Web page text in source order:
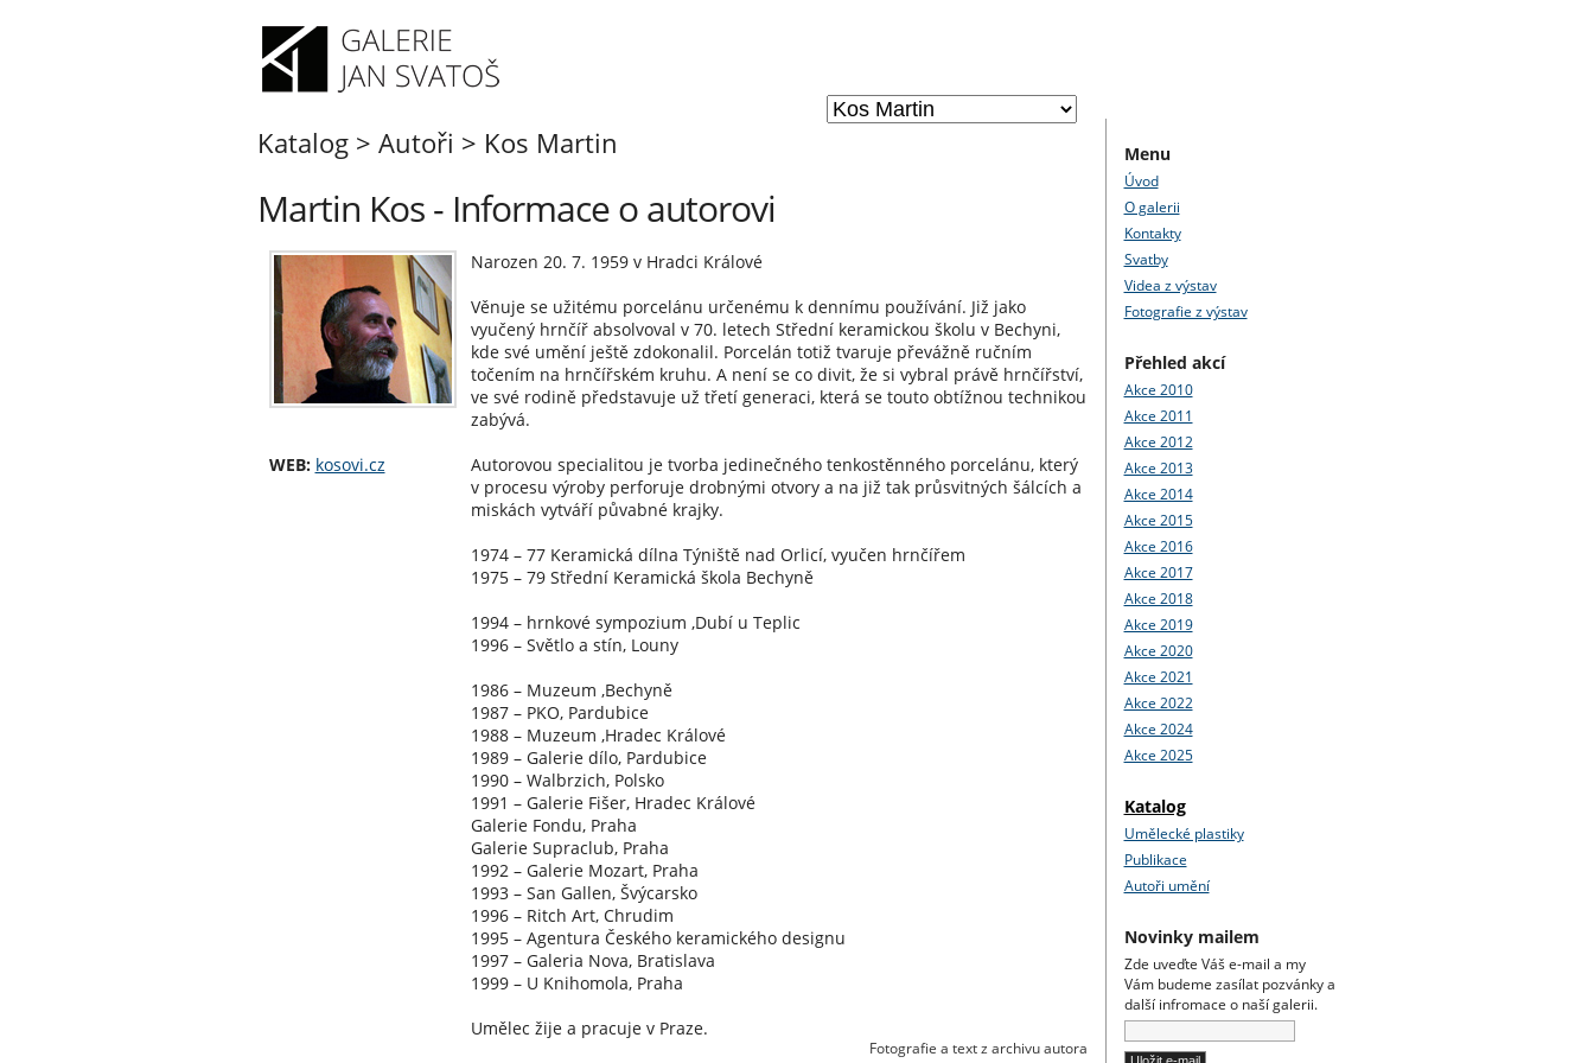
Katalog> Autoři > Kos Martin
Martin Kos - Informace o autorovi
WEB: kosovi.cz
Narozen 20. 7. 1959 v Hradci Králové
Věnuje se užitému porcelánu určenému k dennímu používání. Již jako
vyučený hrnčíř absolvoval v 70. letech Střední keramickou školu v Bechyni,
kde své umění ještě zdokonalil. Porcelán totiž tvaruje převážně ručním
točením na hrnčířském kruhu. A není se co divit, že si vybral právě hrnčířství,
ve své rodině představuje už třetí generaci, která se touto obtížnou technikou
zabývá.
Autorovou specialitou je tvorba jedinečného tenkostěnného porcelánu, který
v procesu výroby perforuje drobnými otvory a na již tak průsvitných šálcích a
miskách vytváří půvabné krajky.
1974 – 77 Keramická dílna Týniště nad Orlicí, vyučen hrnčířem
1975 – 79 Střední Keramická škola Bechyně
1994 – hrnkové sympozium ,Dubí u Teplic
1996 – Světlo a stín, Louny
1986 – Muzeum ,Bechyně
1987 – PKO, Pardubice
1988 – Muzeum ,Hradec Králové
1989 – Galerie dílo, Pardubice
1990 – Walbrzich, Polsko
1991 – Galerie Fišer, Hradec Králové
Galerie Fondu, Praha
Galerie Supraclub, Praha
1992 – Galerie Mozart, Praha
1993 – San Gallen, Švýcarsko
1996 – Ritch Art, Chrudim
1995 – Agentura Českého keramického designu
1997 – Galeria Nova, Bratislava
1999 – U Knihomola, Praha
Umělec žije a pracuje v Praze.
Fotografie a text z archivu autora
Menu
Úvod
O galerii
Kontakty
Svatby
Videa z výstav
Fotografie z výstav
Přehled akcí
Akce 2010
Akce 2011
Akce 2012
Akce 2013
Akce 2014
Akce 2015
Akce 2016
Akce 2017
Akce 2018
Akce 2019
Akce 2020
Akce 2021
Akce 2022
Akce 2024
Akce 2025
Katalog
Umělecké plastiky
Publikace
Autoři umění
Novinky mailem
Zde uveďte Váš e-mail a my
Vám budeme zasílat pozvánky a
další infromace o naší galerii.